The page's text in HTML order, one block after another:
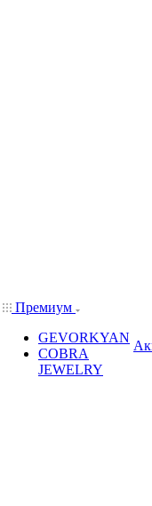
Премиум
GEVORKYAN
COBRA
JEWELRY